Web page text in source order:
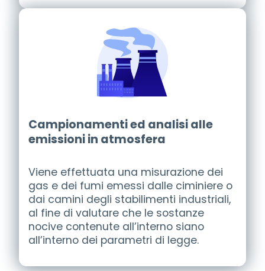
Campionamenti ed analisi alle
emissioni in atmosfera
Viene effettuata una misurazione dei
gas e dei fumi emessi dalle ciminiere o
dai camini degli stabilimenti industriali,
al fine di valutare che le sostanze
nocive contenute all’interno siano
all’interno dei parametri di legge.